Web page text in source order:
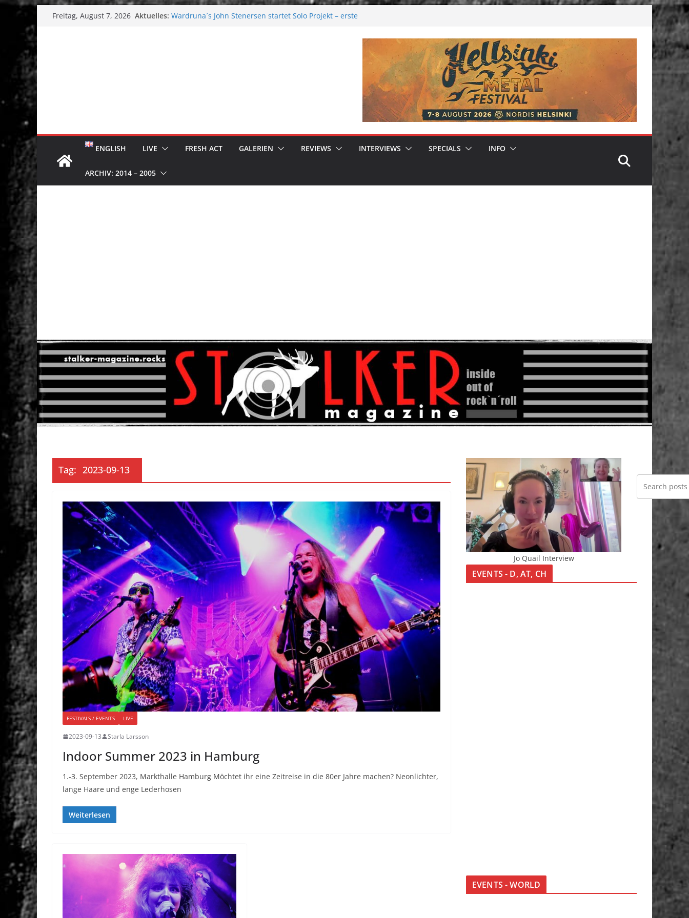
Zum
springen
Freitag, August 7, 2026 Aktuelles: Wardruna´s John Stenersen startet Solo Projekt – erste
ENGLISH LIVE FRESH ACT GALERIEN REVIEWS INTERVIEWS SPECIALS INFO
ARCHIV: 2014 – 2005
Tag: 2023-09-13
FESTIVALS / EVENTS LIVE
2023-09-13 Starla Larsson
Indoor Summer 2023 in Hamburg
1.-3. September 2023, Markthalle Hamburg Möchtet ihr eine Zeitreise in die 80er Jahre machen? Neonlichter,
lange Haare und enge Lederhosen
Weiterlesen
Jo Quail Interview
EVENTS - D, AT, CH
EVENTS - WORLD